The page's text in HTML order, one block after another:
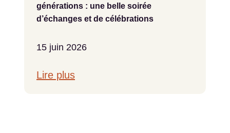
générations : une belle soirée
d’échanges et de célébrations
15 juin 2026
Lire plus